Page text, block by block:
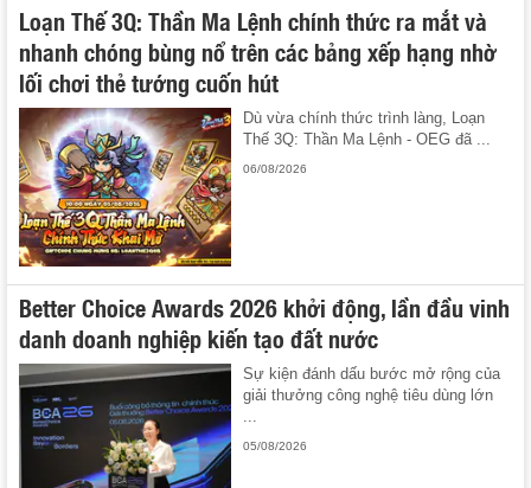
Loạn Thế 3Q: Thần Ma Lệnh chính thức ra mắt và
nhanh chóng bùng nổ trên các bảng xếp hạng nhờ
lối chơi thẻ tướng cuốn hút
Dù vừa chính thức trình làng, Loạn
Thế 3Q: Thần Ma Lệnh - OEG đã ...
06/08/2026
Better Choice Awards 2026 khởi động, lần đầu vinh
danh doanh nghiệp kiến tạo đất nước
Sự kiện đánh dấu bước mở rộng của
giải thưởng công nghệ tiêu dùng lớn
...
05/08/2026